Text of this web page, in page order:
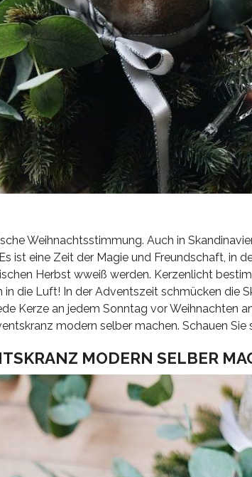
Weihnachtsstimmung. Auch in
ist eine Zeit der Magie und Freundschaft, in
Herbst wweiß werden. Kerzenlicht
die Luft! In der Adventszeit schmücken die
Kerze an jedem Sonntag vor Weihnachten
modern selber machen. Schauen Sie
MODERN SELBER